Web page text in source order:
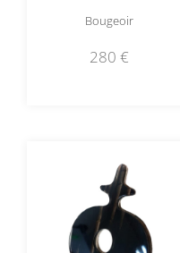
Bougeoir
280 €